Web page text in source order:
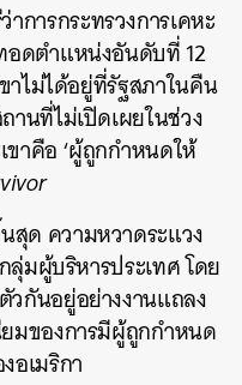
การกระทรวงการเคหะ
ดตำแหน่งอันดับที่ 12
าไม่ได้อยู่ที่รัฐสภาในคืน
นที่ไม่เปิดเผยในช่วง
ขาคือ ‘ผู้ถูกกำหนดให้
สุด ความหวาดระแวง
ลุ่มผู้บริหารประเทศ โดย
กันอยู่อย่างงานแถลง
มของการมีผู้ถูกกำหนด
อเมริกา